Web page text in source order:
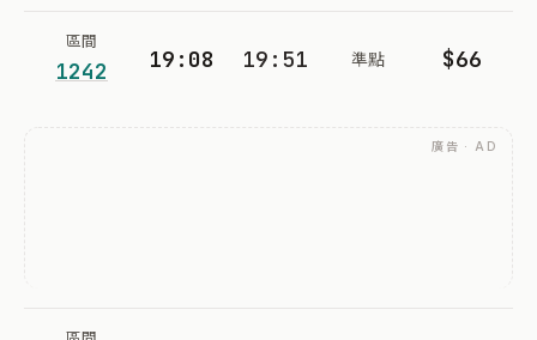
區間
1242 19:08 19:51 準點 $66
廣告 · AD